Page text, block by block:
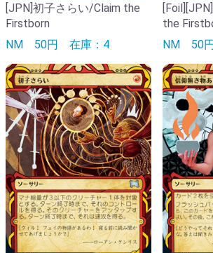
[JPN]初子さらい/Claim the
Firstborn
NM 50円 在庫：4
the
NM 50